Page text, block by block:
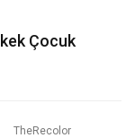
Çocuk
TheRecolor